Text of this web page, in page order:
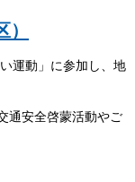
運動」に参加し、地
通安全啓蒙活動やご